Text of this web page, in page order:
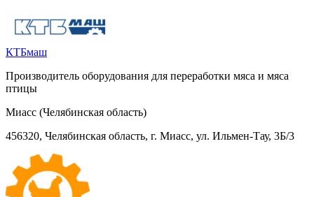
КТБмаш
Производитель оборудования для переработки мяса и мяса
птицы
Миасс (Челябинская область)
456320, Челябинская область, г. Миасс, ул. Ильмен-Тау, 3Б/3